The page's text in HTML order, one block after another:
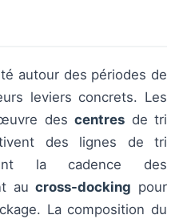
autour des périodes de
leviers concrets. Les
descentres de tri
des lignes de tri
la cadence des
aucross-docking pour
La composition du